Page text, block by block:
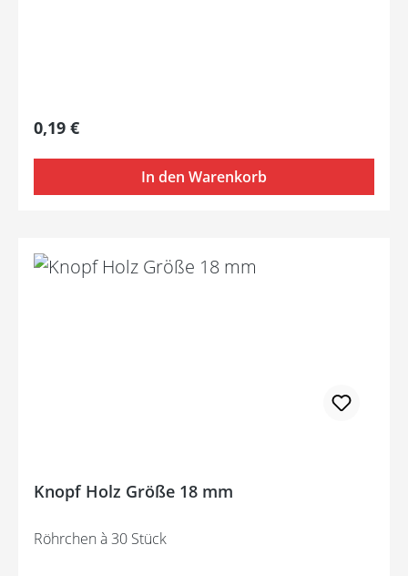
Regulärer Preis:
0,19 €
In den Warenkorb
Knopf Holz Größe 18 mm
Röhrchen à 30 Stück